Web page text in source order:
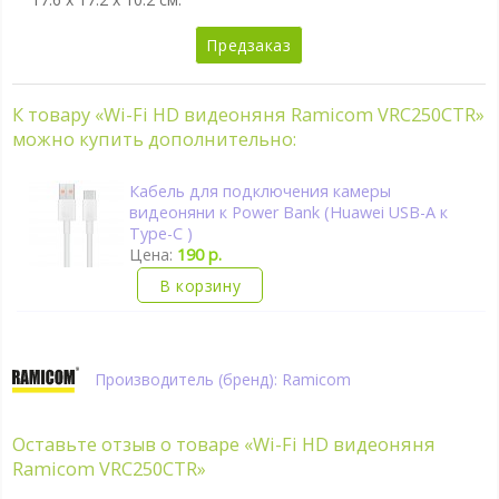
Предзаказ
К товару «Wi-Fi HD видеоняня Ramicom VRC250CTR»
можно купить дополнительно:
Кабель для подключения камеры
видеоняни к Power Bank (Huawei USB-A к
Type-C )
Цена: 190 р.
В корзину
Производитель (бренд): Ramicom
Оставьте отзыв о товаре «Wi-Fi HD видеоняня
Ramicom VRC250CTR»